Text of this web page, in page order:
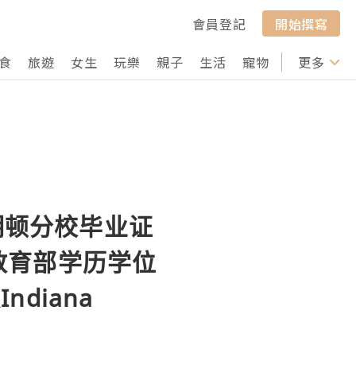
會員登記
開始撰寫
旅遊 女生 玩樂 親子 生活 寵物 行山 打卡
更多
分校毕业证
部学历学位
Indiana